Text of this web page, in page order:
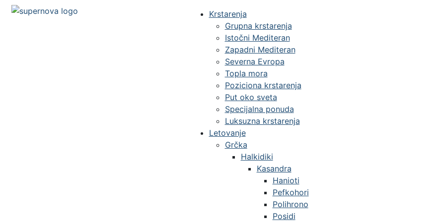
Krstarenja
Grupna krstarenja
Istočni Mediteran
Zapadni Mediteran
Severna Evropa
Topla mora
Poziciona krstarenja
Put oko sveta
Specijalna ponuda
Luksuzna krstarenja
Letovanje
Grčka
Halkidiki
Kasandra
Hanioti
Pefkohori
Polihrono
Posidi